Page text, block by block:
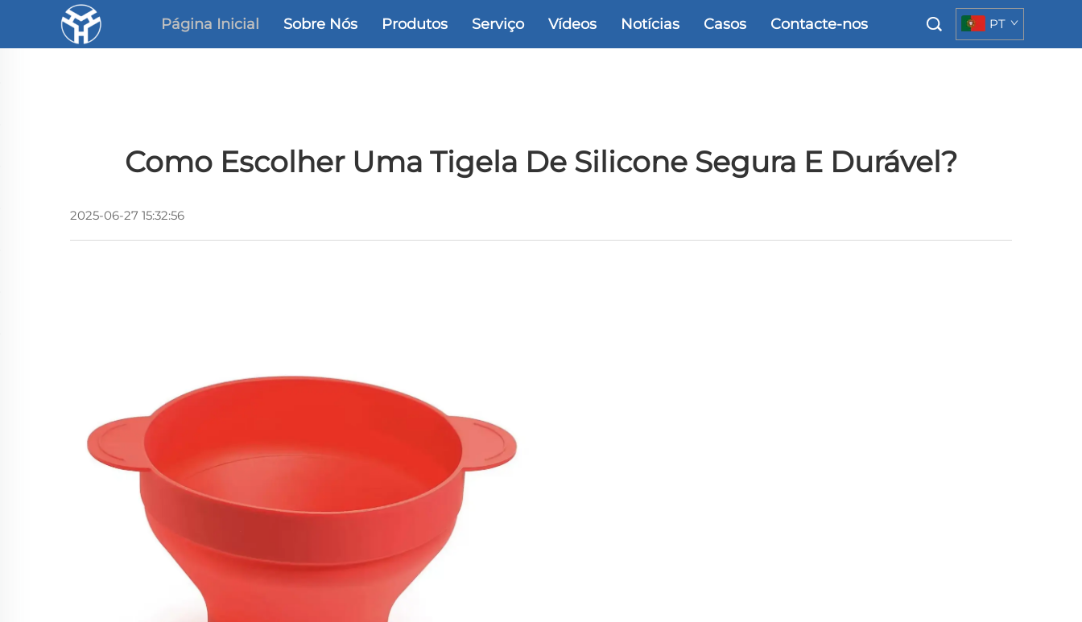
Página Inicial Sobre Nós Produtos Serviço Vídeos Notícias Casos Contacte-nos PT
Como Escolher Uma Tigela De Silicone Segura E Durável?
2025-06-27 15:32:56